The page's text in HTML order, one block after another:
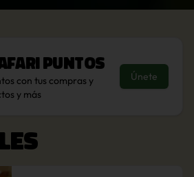
Puntos
con tus compras y
y más
Únete